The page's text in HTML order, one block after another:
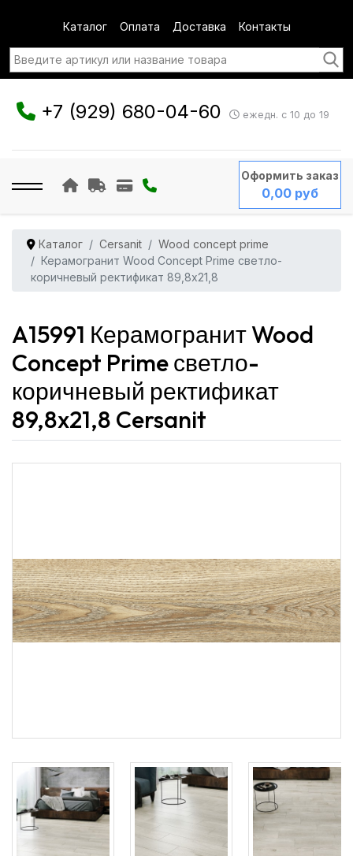
Каталог Оплата Доставка Контакты
+7 (929) 680-04-60 ежедн. с 10 до 19
Оформить заказ
0,00 руб
Каталог Cersanit
Wood concept prime
Керамогранит Wood Concept Prime светло-
коричневый ректификат 89,8x21,8
A15991 Керамогранит Wood
Concept Prime светло-
коричневый ректификат
89,8x21,8 Cersanit